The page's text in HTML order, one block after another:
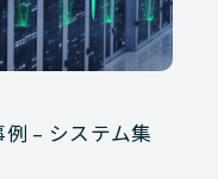
– システム集